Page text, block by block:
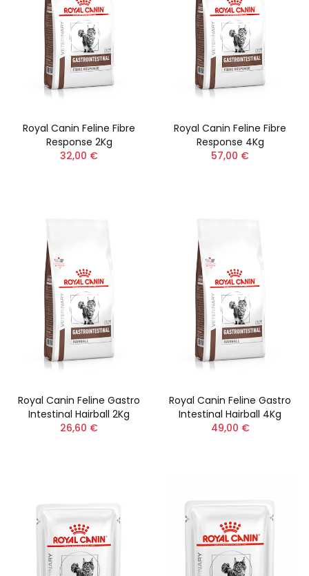
Royal Canin Feline Fibre
Response 2Kg
32,00 €
Royal Canin Feline Fibre
Response 4Kg
57,00 €
Royal Canin Feline Gastro
Intestinal Hairball 2Kg
26,60 €
Royal Canin Feline Gastro
Intestinal Hairball 4Kg
49,00 €